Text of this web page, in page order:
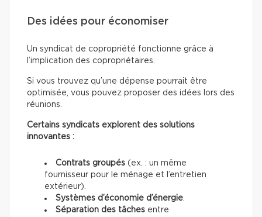
Des idées pour économiser
Un syndicat de copropriété fonctionne grâce à
l’implication des copropriétaires.
Si vous trouvez qu’une dépense pourrait être
optimisée, vous pouvez proposer des idées lors des
réunions.
Certains syndicats explorent des solutions
innovantes :
Contrats groupés (ex. : un même
fournisseur pour le ménage et l’entretien
extérieur).
Systèmes d’économie d’énergie.
Séparation des tâches entre